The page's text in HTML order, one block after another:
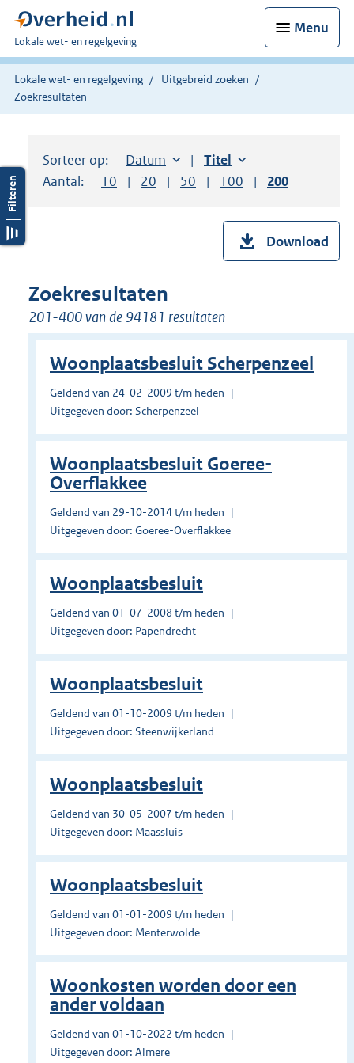
Menu
U
bent
hier:
Lokale wet- en regelgeving
Lokale wet- en regelgeving
Uitgebreid zoeken
Zoekresultaten
Sorteer op: Sorteer op:
Datum aflopendSorteer op:
Titel oplopend
Aantal:
Toon
10 resultaten per pagina
Toon
20 resultaten per pagina
Toon
50 resultaten per pagina
Toon
100 resultaten per
Toon
200
Download
Zoekresultaten
201-400 van de 94181 resultaten
Woonplaatsbesluit Scherpenzeel
Geldend van 24-02-2009 t/m heden
Uitgegeven door: Scherpenzeel
Woonplaatsbesluit Goeree-
Overflakkee
Geldend van 29-10-2014 t/m heden
Uitgegeven door: Goeree-Overflakkee
Woonplaatsbesluit
Geldend van 01-07-2008 t/m heden
Uitgegeven door: Papendrecht
Woonplaatsbesluit
Geldend van 01-10-2009 t/m heden
Uitgegeven door: Steenwijkerland
Woonplaatsbesluit
Geldend van 30-05-2007 t/m heden
Uitgegeven door: Maassluis
Woonplaatsbesluit
Geldend van 01-01-2009 t/m heden
Uitgegeven door: Menterwolde
Woonkosten worden door een
ander voldaan
Geldend van 01-10-2022 t/m heden
Uitgegeven door: Almere